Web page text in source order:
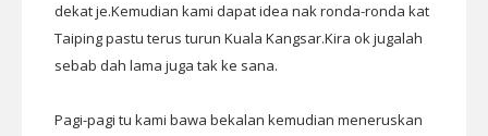
dekat je.Kemudian kami dapat idea nak ronda-ronda kat
Taiping pastu terus turun Kuala Kangsar.Kira ok jugalah
sebab dah lama juga tak ke sana.
Pagi-pagi tu kami bawa bekalan kemudian meneruskan